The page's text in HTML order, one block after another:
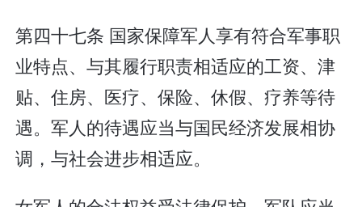
第四十七条 国家保障军人享有符合军事职
业特点、与其履行职责相适应的工资、津
贴、住房、医疗、保险、休假、疗养等待
遇。军人的待遇应当与国民经济发展相协
调，与社会进步相适应。